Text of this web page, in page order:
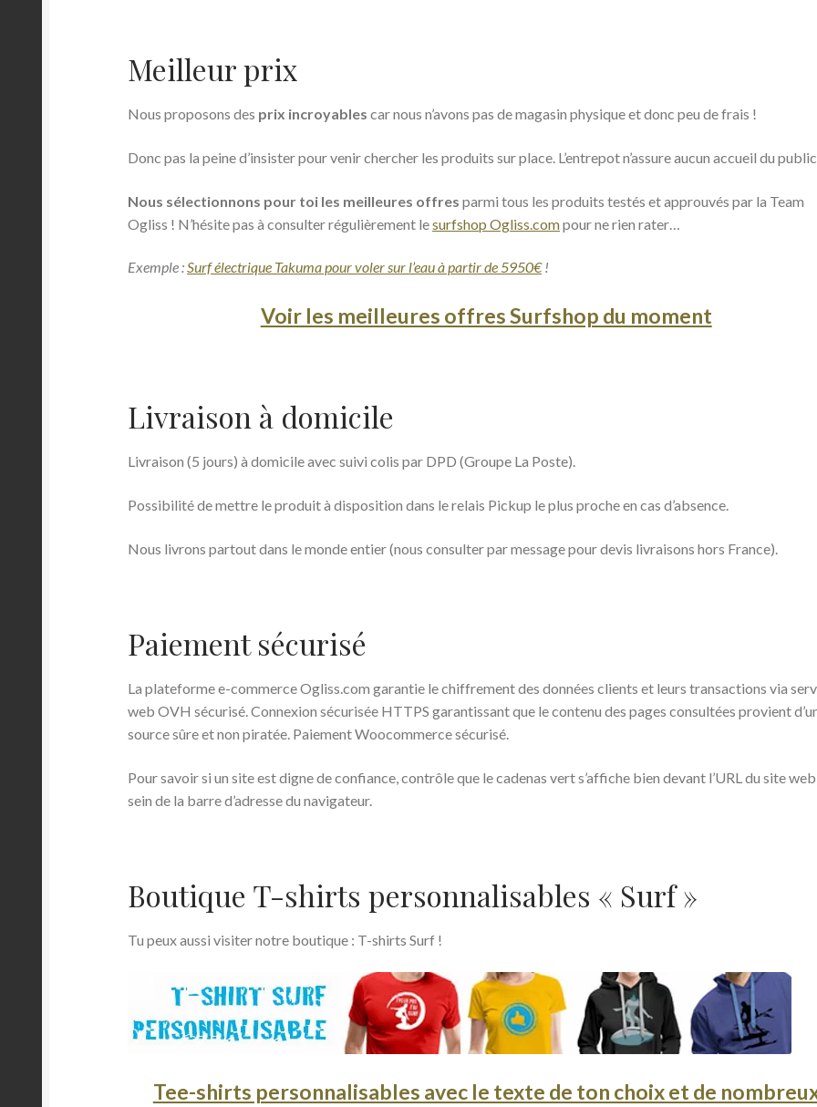
Meilleur prix
Nous proposons des prix incroyables car nous n’avons pas de magasin physique et donc peu de frais !
Donc pas la peine d’insister pour venir chercher les produits sur place. L’entrepot n’assure aucun accueil du
Nous sélectionnons pour toi les meilleures offresparmi tous les produits testés et approuvés par la Team
Ogliss ! N’hésite pas à consulter régulièrement lesurfshop Ogliss.compour ne rien rater…
Exemple :Surf électrique Takuma pour voler sur l’eau à partir de 5950€!
Voir les meilleures offres Surfshop du moment
Livraison à domicile
Livraison (5 jours) à domicile avec suivi colis par DPD (Groupe La Poste).
Possibilité de mettre le produit à disposition dans le relais Pickup le plus proche en cas d’absence.
Nous livrons partout dans le monde entier (nous consulter par message pour devis livraisons hors France).
Paiement sécurisé
La plateforme e-commerce Ogliss.com garantie le chiffrement des données clients et leurs transactions via
web OVH sécurisé. Connexion sécurisée HTTPS garantissant que le contenu des pages consultées provient
source sûre et non piratée. Paiement Woocommerce sécurisé.
Pour savoir si un site est digne de confiance, contrôle que le cadenas vert s’affiche bien devant l’URL du site
sein de la barre d’adresse du navigateur.
Boutique T-shirts personnalisables « Surf »
Tu peux aussi visiter notre boutique : T-shirts Surf !
Tee-shirts personnalisables avec le texte de ton choix et de